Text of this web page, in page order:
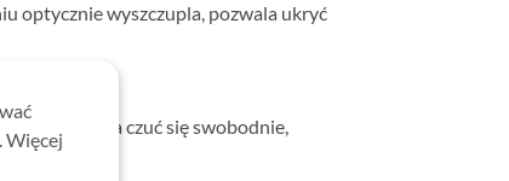
optycznie wyszczupla, pozwala ukryć
czemu można czuć się swobodnie,
Więcej